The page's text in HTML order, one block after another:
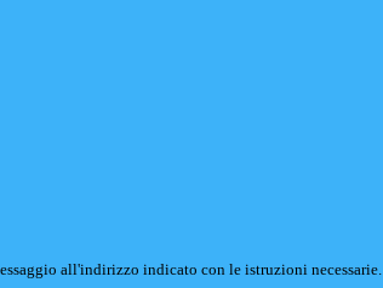
all'indirizzo indicato con le istruzioni necessarie.